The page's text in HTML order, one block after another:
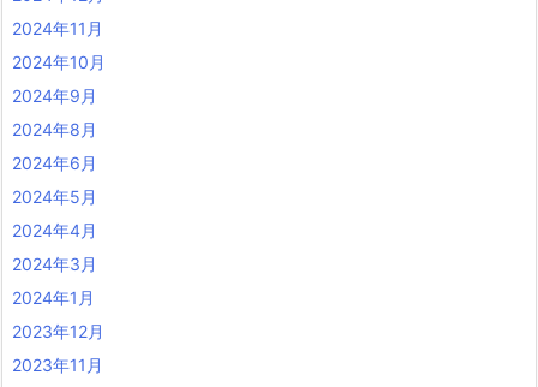
2024年11月
2024年10月
2024年9月
2024年8月
2024年6月
2024年5月
2024年4月
2024年3月
2024年1月
2023年12月
2023年11月